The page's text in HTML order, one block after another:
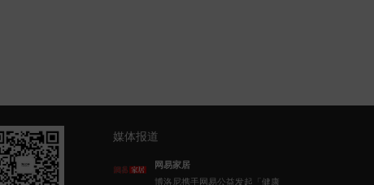
媒体报道
网易家居
博洛尼携手网易公益发起「健康